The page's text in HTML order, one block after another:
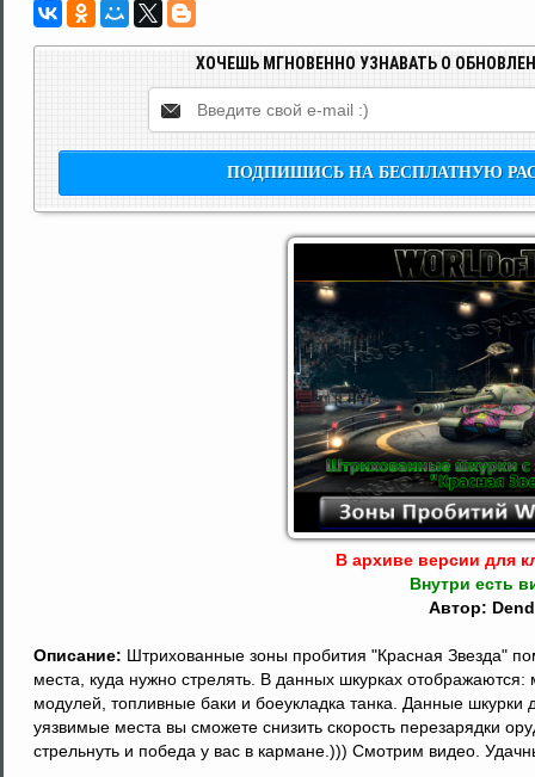
ХОЧЕШЬ МГНОВЕННО УЗНАВАТЬ О
В архиве версии для
Внутри есть
Автор:
Описание: Штрихованные зоны пробития "Красная Звезда"
места, куда нужно стрелять. В данных шкурках
модулей, топливные баки и боеукладка танка. Данные
уязвимые места вы сможете снизить скорость перезарядки
стрельнуть и победа у вас в кармане.))) Смотрим видео.